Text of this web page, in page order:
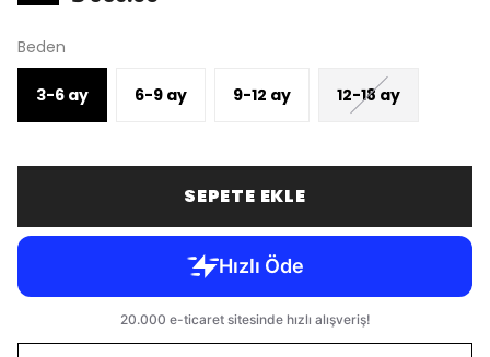
Beden
3-6 ay 6-9 ay 9-12 ay 12-18 ay
SEPETE EKLE